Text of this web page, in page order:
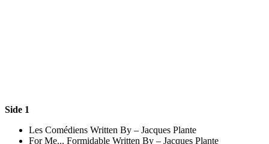
Side 1
Les Comédiens Written By – Jacques Plante
For Me... Formidable Written By – Jacques Plante